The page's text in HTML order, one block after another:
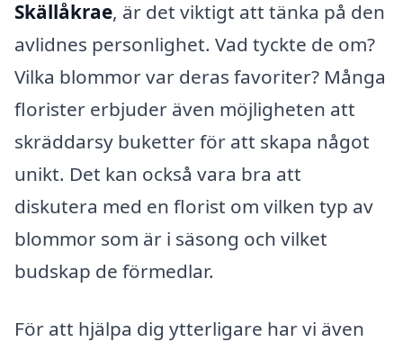
Skällåkrae, är det viktigt att tänka på den
avlidnes personlighet. Vad tyckte de om?
Vilka blommor var deras favoriter? Många
florister erbjuder även möjligheten att
skräddarsy buketter för att skapa något
unikt. Det kan också vara bra att
diskutera med en florist om vilken typ av
blommor som är i säsong och vilket
budskap de förmedlar.
För att hjälpa dig ytterligare har vi även